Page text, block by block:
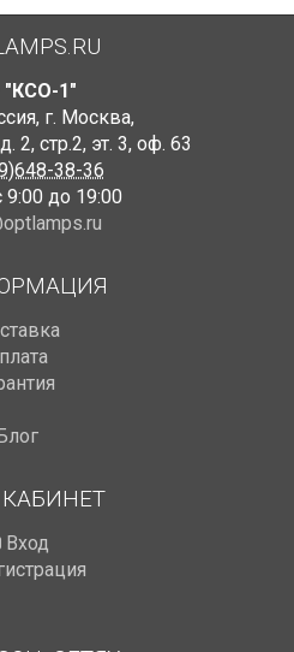
1"
, г. Москва,
2, стр.2, эт. 3, оф. 63
38-36
до 19:00
Вход